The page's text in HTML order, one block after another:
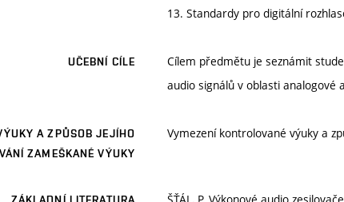
13. Standardy pro digitální
UČEBNÍ CÍLE
Cílem předmětu je seznámit
audio signálů v oblasti analogové
A ZPŮSOB JEJÍHO
ZAMEŠKANÉ VÝUKY
Vymezení kontrolované výuky a